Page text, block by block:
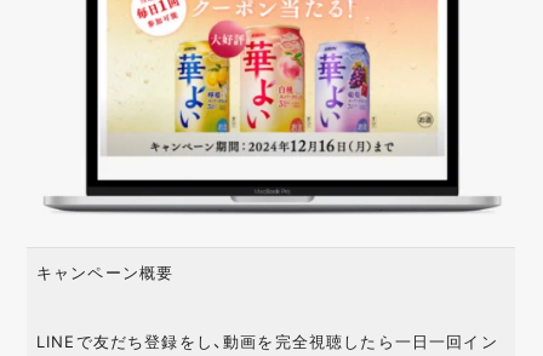
キャンペーン概要
LINEで友だち登録をし、動画を完全視聴したら一日一回イン